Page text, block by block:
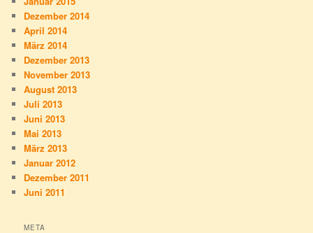
Dezember 2014
April 2014
März 2014
Dezember 2013
November 2013
August 2013
Juli 2013
Juni 2013
Mai 2013
März 2013
Januar 2012
Dezember 2011
Juni 2011
META